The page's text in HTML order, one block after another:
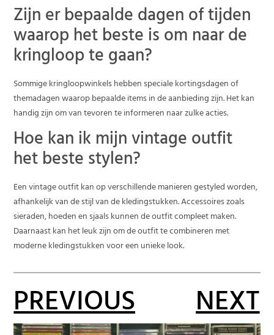
Zijn er bepaalde dagen of tijden
waarop het beste is om naar de
kringloop te gaan?
Sommige kringloopwinkels hebben speciale kortingsdagen of
themadagen waarop bepaalde items in de aanbieding zijn. Het kan
handig zijn om van tevoren te informeren naar zulke acties.
Hoe kan ik mijn vintage outfit
het beste stylen?
Een vintage outfit kan op verschillende manieren gestyled worden,
afhankelijk van de stijl van de kledingstukken. Accessoires zoals
sieraden, hoeden en sjaals kunnen de outfit compleet maken.
Daarnaast kan het leuk zijn om de outfit te combineren met
moderne kledingstukken voor een unieke look.
PREVIOUS NEXT